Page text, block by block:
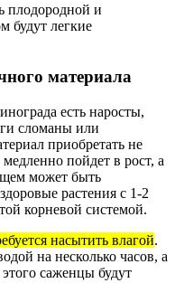
плодородной и
будут легкие
материала
есть наросты,
сломаны или
приобретать не
пойдет в рост, а
может быть
растения с 1-2
корневой системой.
насытить влагой.
на несколько часов, а
саженцы будут